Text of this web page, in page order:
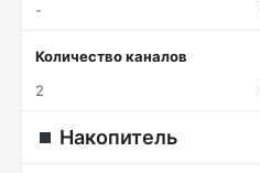
-
Количество каналов
2
Накопитель